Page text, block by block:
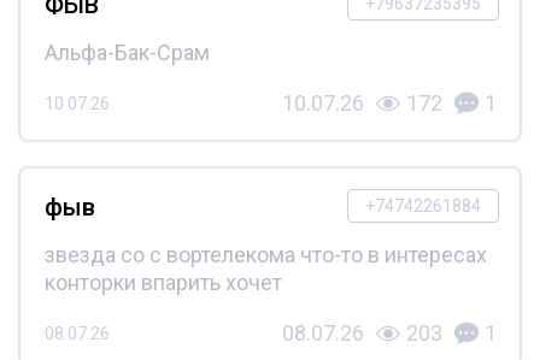
+79637235395
Альфа-Бак-Срам
10.07.26 10.07.26 172 1
+74742261884
фыв
звезда со с вортелекома что-то в интересах
конторки впарить хочет
08.07.26 08.07.26 203 1